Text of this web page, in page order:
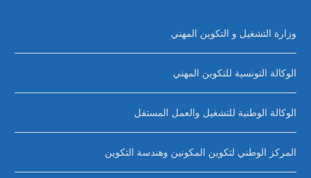
وزارة التشغيل و التكوين المهني
الوكالة التونسية للتكوين المهني
الوكالة الوطنية للتشغيل والعمل المستقل
المركز الوطني لتكوين المكونين وهندسة التكوين